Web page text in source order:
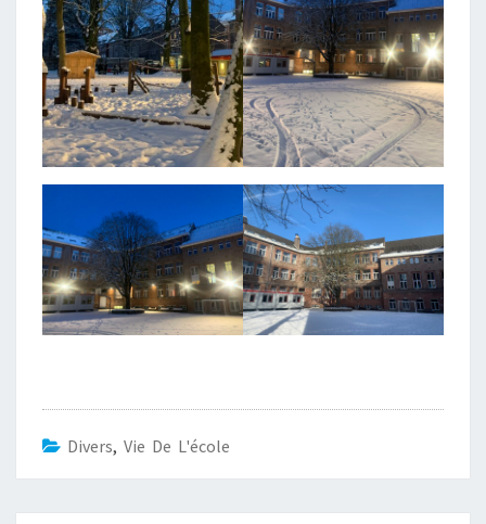
Divers, Vie De L'école